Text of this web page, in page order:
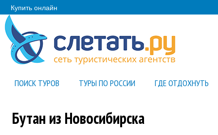
Купить онлайн
ПОИСК ТУРОВ ТУРЫ ПО РОССИИ ГДЕ ОТДОХНУТЬ
Бутан из Новосибирска